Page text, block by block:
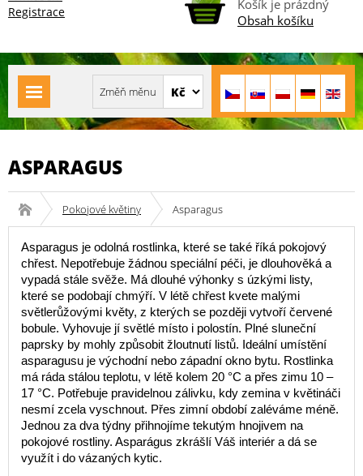
Registrace
Košík je prázdný
Obsah košíku
ASPARAGUS
Pokojové květiny Asparagus
Asparagus je odolná rostlinka, které se také říká pokojový
chřest. Nepotřebuje žádnou speciální péči, je dlouhověká a
vypadá stále svěže. Má dlouhé výhonky s úzkými listy,
které se podobají chmýří. V létě chřest kvete malými
světlerůžovými květy, z kterých se později vytvoří červené
bobule. Vyhovuje jí světlé místo i polostín. Plné sluneční
paprsky by mohly způsobit žloutnutí listů. Ideální umístění
asparagusu je východní nebo západní okno bytu. Rostlinka
má ráda stálou teplotu, v létě kolem 20 °C a přes zimu 10 –
17 °C. Potřebuje pravidelnou zálivku, kdy zemina v květináči
nesmí zcela vyschnout. Přes zimní období zaléváme méně.
Jednou za dva týdny přihnojíme tekutým hnojivem na
pokojové rostliny. Asparágus zkrášlí Váš interiér a dá se
využít i do vázaných kytic.